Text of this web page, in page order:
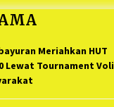
Terimakasih Atas
Kedungwaringin
Logistik Ke Posko
ago
Kecamatan
Pusat Gelar STQ ke-VII
ago
Meriahkan HUT
Lewat Tournament Voli